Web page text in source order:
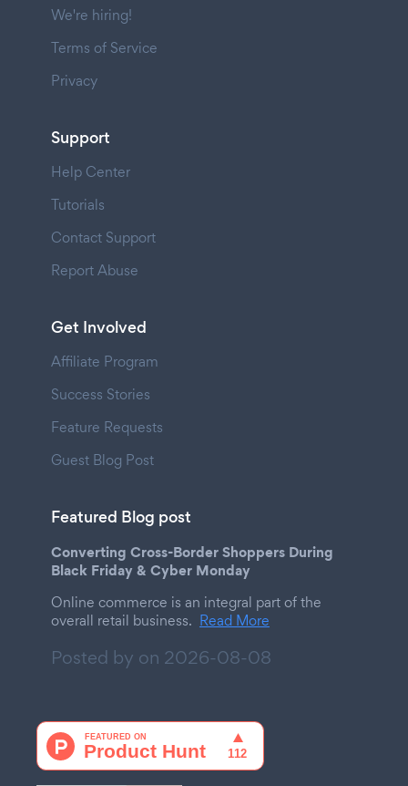
We're hiring!
Terms of Service
Privacy
Support
Help Center
Tutorials
Contact Support
Report Abuse
Get Involved
Affiliate Program
Success Stories
Feature Requests
Guest Blog Post
Featured Blog post
Converting Cross-Border Shoppers During
Black Friday & Cyber Monday
Online commerce is an integral part of the
overall retail business. Read More
Posted by on 2026-08-08